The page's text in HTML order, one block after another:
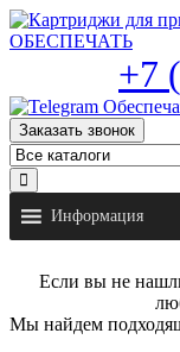
Skip
to
+7
Заказать звонок
Информация
Если вы не
Мы найдем